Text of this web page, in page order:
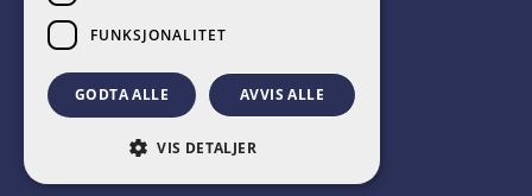
POWERED BY EMPORI CMS
FUNKSJONALITET
GODTA ALLE AVVIS ALLE
VIS DETALJER